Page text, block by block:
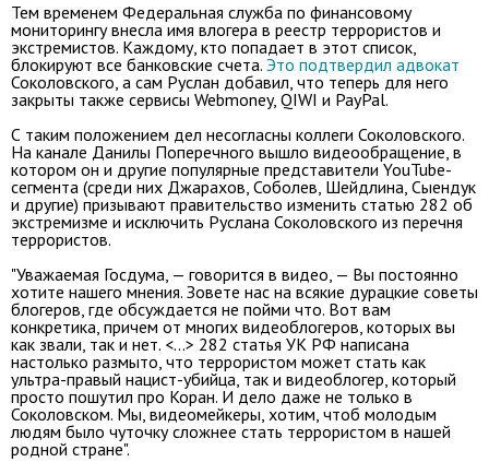
Тем временем Федеральная служба по финансовому
мониторингу внесла имя влогера в реестр террористов и
экстремистов. Каждому, кто попадает в этот список,
блокируют все банковские счета. Это подтвердил адвокат
Соколовского, а сам Руслан добавил, что теперь для него
закрыты также сервисы Webmoney, QIWI и PayPal.
С таким положением дел несогласны коллеги Соколовского.
На канале Данилы Поперечного вышло видеообращение, в
котором он и другие популярные представители YouTube-
сегмента (среди них Джарахов, Соболев, Шейдлина, Сыендук
и другие) призывают правительство изменить статью 282 об
экстремизме и исключить Руслана Соколовского из перечня
террористов.
"Уважаемая Госдума, — говорится в видео, — Вы постоянно
хотите нашего мнения. Зовете нас на всякие дурацкие советы
блогеров, где обсуждается не пойми что. Вот вам
конкретика, причем от многих видеоблогеров, которых вы
как звали, так и нет. <...> 282 статья УК РФ написана
настолько размыто, что террористом может стать как
ультра-правый нацист-убийца, так и видеоблогер, который
просто пошутил про Коран. И дело даже не только в
Соколовском. Мы, видеомейкеры, хотим, чтоб молодым
людям было чуточку сложнее стать террористом в нашей
родной стране".